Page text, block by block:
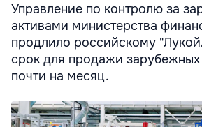
Управление по контролю за
активами министерства
продлило российскому
срок для продажи
почти на месяц.